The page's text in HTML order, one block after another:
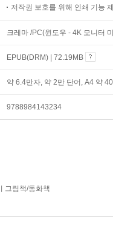
저작권 보호를 위해 인쇄 기능
크레마 /PC(윈도우 - 4K 모니터
EPUB(DRM) | 72.19MB
약 6.4만자, 약 2만 단어, A4 약
9788984143234
그림책/동화책